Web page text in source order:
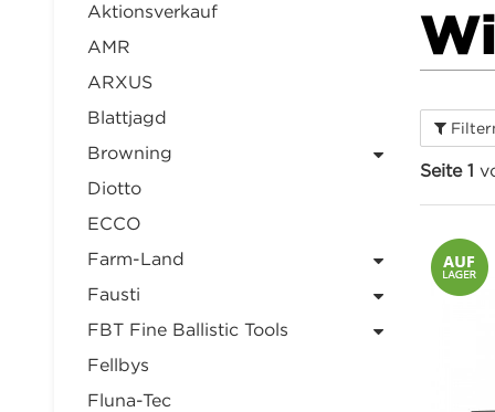
Seite 1
Aktionsverkauf
AMR
ARXUS
Blattjagd
Browning
Diotto
ECCO
Farm-Land
Fausti
FBT Fine Ballistic Tools
Fellbys
Fluna-Tec